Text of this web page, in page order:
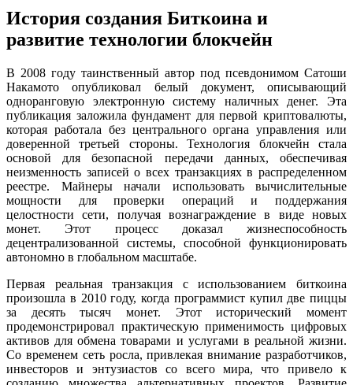
История создания Биткоина и
развитие технологии блокчейн
В 2008 году таинственный автор под псевдонимом Сатоши
Накамото опубликовал белый документ, описывающий
одноранговую электронную систему наличных денег. Эта
публикация заложила фундамент для первой криптовалюты,
которая работала без центрального органа управления или
доверенной третьей стороны. Технология блокчейн стала
основой для безопасной передачи данных, обеспечивая
неизменность записей о всех транзакциях в распределенном
реестре. Майнеры начали использовать вычислительные
мощности для проверки операций и поддержания
целостности сети, получая вознаграждение в виде новых
монет. Этот процесс доказал жизнеспособность
децентрализованной системы, способной функционировать
автономно в глобальном масштабе.
Первая реальная транзакция с использованием биткоина
произошла в 2010 году, когда программист купил две пиццы
за десять тысяч монет. Этот исторический момент
продемонстрировал практическую применимость цифровых
активов для обмена товарами и услугами в реальной жизни.
Со временем сеть росла, привлекая внимание разработчиков,
инвесторов и энтузиастов со всего мира, что привело к